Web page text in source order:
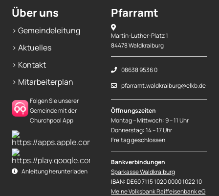
Über uns
> Gemeindeleitung
> Aktuelles
> Kontakt
> Mitarbeiterplan
Folgen Sie unserer
Gemeinde mit der
Churchpool App
Anleitung herunterladen
Pfarramt
Martin-Luther-Platz 1
84478 Waldkraiburg
08638 9536 0
pfarramt.waldkraiburg@elkb.de
Öffnungszeiten
Montag – Mittwoch: 9 – 11 Uhr
Donnerstag: 14 – 17 Uhr
Freitag geschlossen
Bankverbindungen
Sparkasse Waldkraiburg
IBAN: DE60 7115 1020 0000 1022 10
Meine Volksbank Raiffeisenbank eG